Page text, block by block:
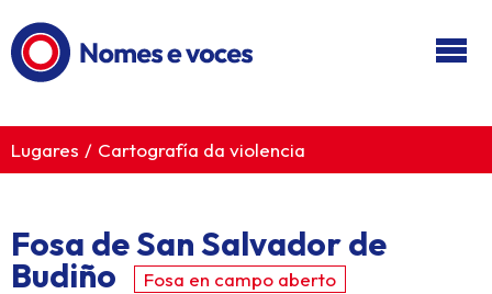
Lugares Cartografía da violencia
Fosa de San Salvador de
Budiño Fosa en campo aberto